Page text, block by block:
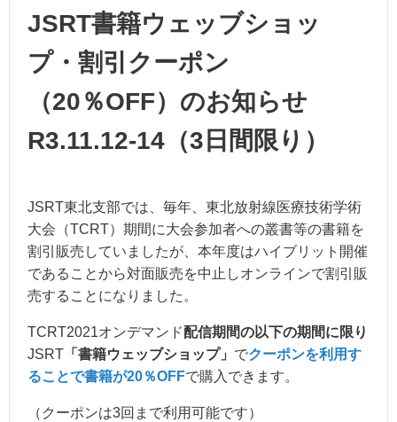
JSRT書籍ウェッブショッ
プ・割引クーポン
（20％OFF）のお知らせ
R3.11.12-14（3日間限り）
JSRT東北支部では、毎年、東北放射線医療技術学術
大会（TCRT）期間に大会参加者への叢書等の書籍を
割引販売していましたが、本年度はハイブリット開催
であることから対面販売を中止しオンラインで割引販
売することになりました。
TCRT2021オンデマンド配信期間の以下の期間に限り
JSRT 「書籍ウェッブショップ」 でクーポンを利用す
ることで書籍が20％OFFで購入できます。
（クーポンは3回まで利用可能です）